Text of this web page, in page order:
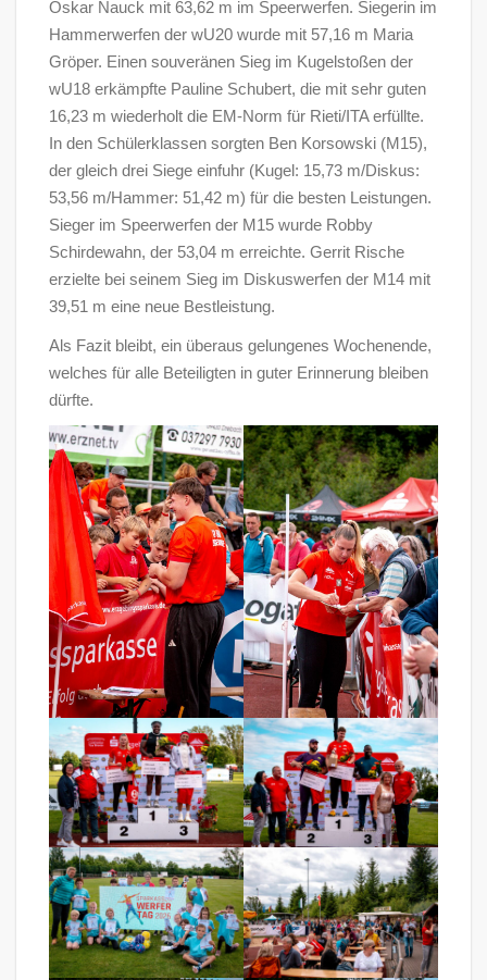
Oskar Nauck mit 63,62 m im Speerwerfen. Siegerin im
Hammerwerfen der wU20 wurde mit 57,16 m Maria
Gröper. Einen souveränen Sieg im Kugelstoßen der
wU18 erkämpfte Pauline Schubert, die mit sehr guten
16,23 m wiederholt die EM-Norm für Rieti/ITA erfüllte.
In den Schülerklassen sorgten Ben Korsowski (M15),
der gleich drei Siege einfuhr (Kugel: 15,73 m/Diskus:
53,56 m/Hammer: 51,42 m) für die besten Leistungen.
Sieger im Speerwerfen der M15 wurde Robby
Schirdewahn, der 53,04 m erreichte. Gerrit Rische
erzielte bei seinem Sieg im Diskuswerfen der M14 mit
39,51 m eine neue Bestleistung.
Als Fazit bleibt, ein überaus gelungenes Wochenende,
welches für alle Beteiligten in guter Erinnerung bleiben
dürfte.